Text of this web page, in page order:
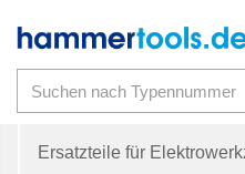
Ersatzteile für